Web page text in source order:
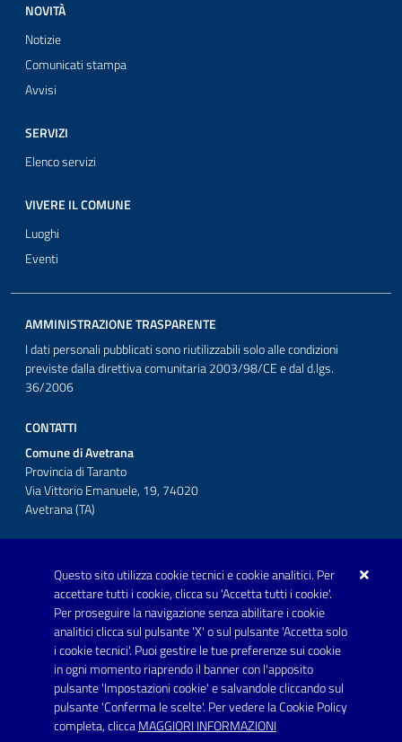
Questo sito utilizza cookie tecnici e cookie analitici. Per
accettare tutti i cookie, clicca su 'Accetta tutti i cookie'.
Per proseguire la navigazione senza abilitare i cookie
analitici clicca sul pulsante 'X' o sul pulsante 'Accetta solo
i cookie tecnici'. Puoi gestire le tue preferenze sui cookie
in ogni momento riaprendo il banner con l'apposito
pulsante 'Impostazioni cookie' e salvandole cliccando sul
pulsante 'Conferma le scelte'. Per vedere la Cookie Policy
completa, cliccaMAGGIORI INFORMAZIONI
NOVITÀ
Notizie
Comunicati stampa
Avvisi
SERVIZI
Elenco servizi
VIVERE IL COMUNE
Luoghi
Eventi
AMMINISTRAZIONE TRASPARENTE
I dati personali pubblicati sono riutilizzabili solo alle condizioni
previste dalla direttiva comunitaria 2003/98/CE e dal d.lgs.
36/2006
CONTATTI
Comune di Avetrana
Provincia di Taranto
Via Vittorio Emanuele, 19, 74020
Avetrana (TA)
Telefono: 0999707766
Fax: 0999704336
Posta Elettronica Certificata:
prot.comune.avetrana@pec.rupar.puglia.it
Link utili
Informativa privacy